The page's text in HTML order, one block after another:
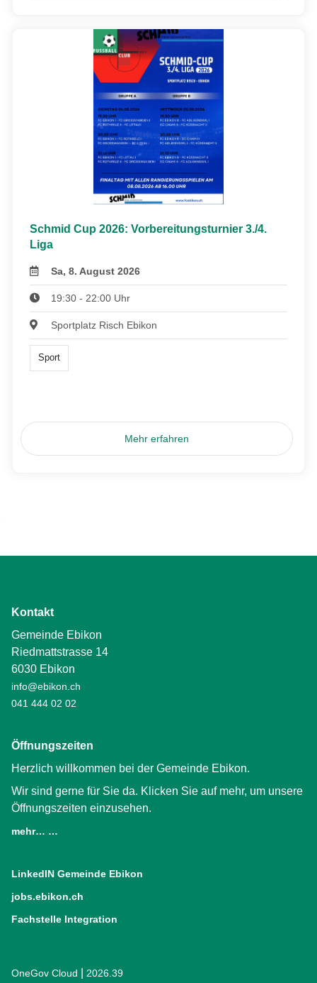
Schmid Cup 2026: Vorbereitungsturnier 3./4.
Liga
Sa, 8. August 2026
19:30 - 22:00 Uhr
Sportplatz Risch Ebikon
Sport
Mehr erfahren
Kontakt
Gemeinde Ebikon
Riedmattstrasse 14
6030 Ebikon
info@ebikon.ch
041 444 02 02
Öffnungszeiten
Herzlich willkommen bei der Gemeinde Ebikon.
Wir sind gerne für Sie da. Klicken Sie auf mehr, um unsere
Öffnungszeiten einzusehen.
mehr… …
LinkedIN Gemeinde Ebikon
jobs.ebikon.ch
Fachstelle Integration
OneGov Cloud (External Link)
2026.39